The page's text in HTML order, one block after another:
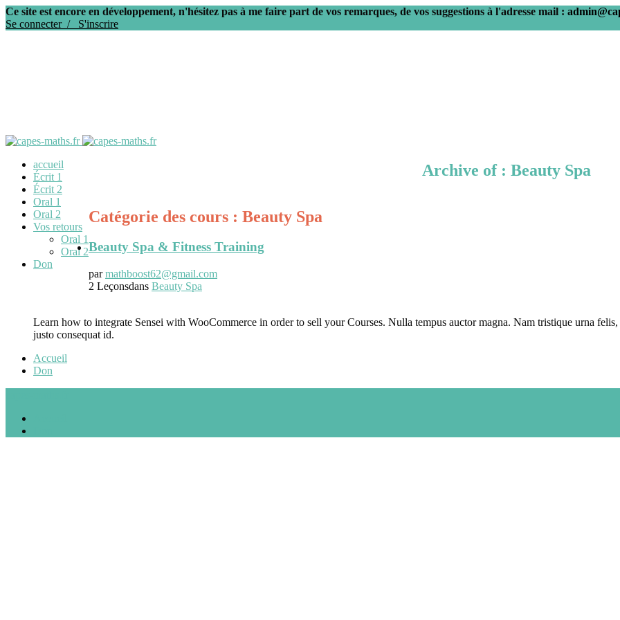
Ce site est encore en développement, n'hésitez pas à me faire part de vos remarques, de vos suggestions à l'adresse mail :
Se connecter / S'inscrire
accueil
Écrit 1
Écrit 2
Oral 1
Oral 2
Vos retours
Oral 1
Oral 2
Don
Archive of : Beauty Spa
Catégorie des cours : Beauty Spa
Beauty Spa & Fitness Training
parmathboost62@gmail.com
2 Leçonsdans Beauty Spa
Learn how to integrate Sensei with WooCommerce in order to sell your Courses. Nulla tempus auctor magna. Nam tristique urna
justo consequat id.
Accueil
Don